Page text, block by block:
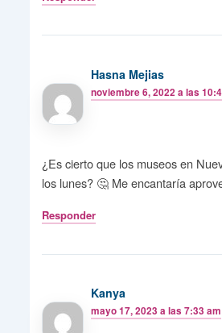
Hasna Mejias
noviembre 6, 2022 a las
¿Es cierto que los museos en
los lunes? 🤔 Me encantaría
Responder
Kanya
mayo 17, 2023 a las 7:33 am